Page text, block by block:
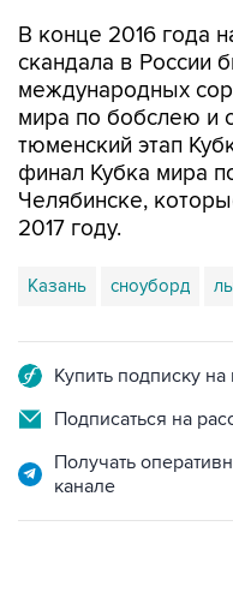
В конце 2016 года
скандала в России
международных
мира по бобслею и
тюменский этап
финал Кубка мира
Челябинске,
2017 году.
Казань сноуборд
Купить подписку
Подписаться на
Получать
канале